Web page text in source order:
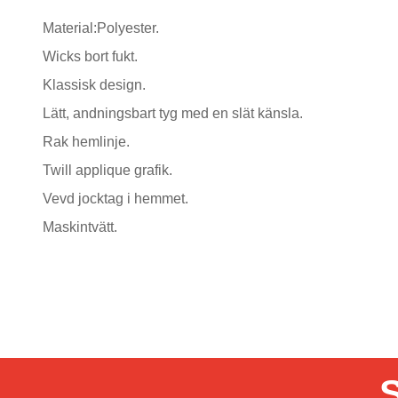
Material:Polyester.
Wicks bort fukt.
Klassisk design.
Lätt, andningsbart tyg med en slät känsla.
Rak hemlinje.
Twill applique grafik.
Vevd jocktag i hemmet.
Maskintvätt.